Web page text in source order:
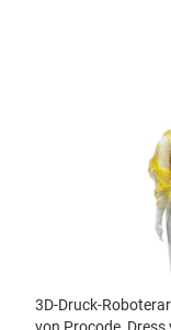
3D-Druck-